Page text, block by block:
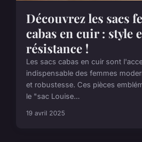
Découvrez les sacs
cabas en cuir : style
résistance !
Les sacs cabas en cuir sont
indispensable des femmes
et robustesse. Ces pièces
le "sac Louise...
19 avril 2025